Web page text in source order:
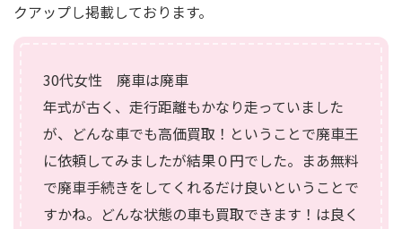
クアップし掲載しております。
30代女性 廃車は廃車
年式が古く、走行距離もかなり走っていました
が、どんな車でも高価買取！ということで廃車王
に依頼してみましたが結果０円でした。まあ無料
で廃車手続きをしてくれるだけ良いということで
すかね。どんな状態の車も買取できます！は良く